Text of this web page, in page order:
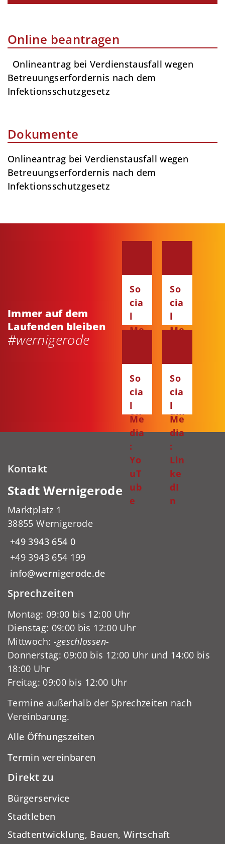
Online beantragen
Onlineantrag bei Verdienstausfall wegen
Betreuungserfordernis nach dem
Infektionsschutzgesetz
Dokumente
Onlineantrag bei Verdienstausfall wegen
Betreuungserfordernis nach dem
Infektionsschutzgesetz
Immer auf dem
Laufenden bleiben
#wernigerode
So
cia
l
Me
ce
bo
ok
So
cia
l
Me
ta
gr
am
So
cia
l
Me
dia
:
Yo
uT
ub
e
So
cia
l
Me
dia
:
Lin
ke
dI
n
Kontakt
Stadt Wernigerode
Marktplatz 1
38855 Wernigerode
+49 3943 654 0
+49 3943 654 199
info@wernigerode.de
Sprechzeiten
Montag: 09:00 bis 12:00 Uhr
Dienstag: 09:00 bis 12:00 Uhr
Mittwoch: -geschlossen-
Donnerstag: 09:00 bis 12:00 Uhr und 14:00 bis
18:00 Uhr
Freitag: 09:00 bis 12:00 Uhr
Termine außerhalb der Sprechzeiten nach
Vereinbarung.
Alle Öffnungszeiten
Termin vereinbaren
Direkt zu
Bürgerservice
Stadtleben
Stadtentwicklung, Bauen, Wirtschaft